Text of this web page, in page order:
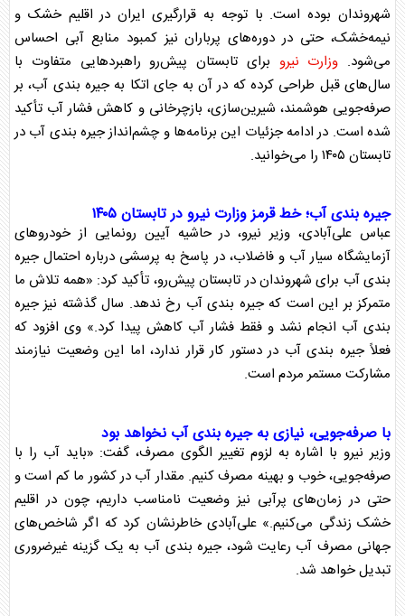
شهروندان بوده است. با توجه به قرارگیری ایران در اقلیم خشک و
نیمه‌خشک، حتی در دوره‌های پرباران نیز کمبود منابع آبی احساس
می‌شود. وزارت نیرو برای تابستان پیش‌رو راهبرد‌هایی متفاوت با
سال‌های قبل طراحی کرده که در آن به جای اتکا بهجیره بندی آب، بر
صرفه‌جویی هوشمند، شیرین‌سازی، بازچرخانی و کاهش فشار آب تأکید
شده است. در ادامه جزئیات این برنامه‌ها و چشم‌اندازجیره بندی آب در
تابستان
جیره بندی آب؛ خط قرمزوزارت نیرودرتابستان
عباس علی‌آبادی، وزیر نیرو، در حاشیه آیین رونمایی از خودرو‌های
آزمایشگاه سیار آب و فاضلاب، در پاسخ به پرسشی درباره احتمالجیره
بندی آب برای شهروندان درتابستانپیش‌رو، تأکید کرد: «همه تلاش ما
متمرکز بر این است کهجیره بندی آب رخ ندهد. سال گذشته نیزجیره
بندی آب انجام نشد و فقط فشار آب کاهش پیدا کرد.» وی افزود که
فعلاًجیره بندی آب در دستور کار قرار ندارد، اما این وضعیت نیازمند
مشارکت مستمر مردم است.
با صرفه‌جویی، نیازی بهجیره بندی آب نخواهد بود
وزیر نیرو با اشاره به لزوم تغییر الگوی مصرف، گفت: «باید آب را با
صرفه‌جویی، خوب و بهینه مصرف کنیم. مقدار آب در کشور ما کم است و
حتی در زمان‌های پرآبی نیز وضعیت نامناسب داریم، چون در اقلیم
خشک زندگی می‌کنیم.» علی‌آبادی خاطرنشان کرد که اگر شاخص‌های
جهانی مصرف آب رعایت شود،جیره بندی آب به یک گزینه غیرضروری
تبدیل خواهد شد.